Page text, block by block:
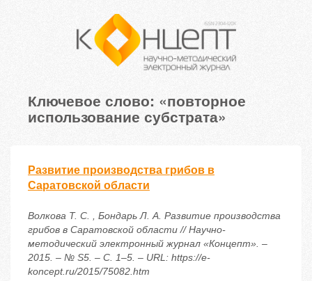
Ключевое слово: «повторное
использование субстрата»
Развитие производства грибов в
Саратовской области
Волкова Т. С. , Бондарь Л. А. Развитие производства
грибов в Саратовской области // Научно-
методический электронный журнал «Концепт». –
2015. – № S5. – С. 1–5. – URL: https://e-
koncept.ru/2015/75082.htm